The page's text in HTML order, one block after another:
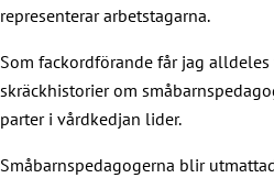
representerar arbetstagarna.
Som fackordförande får jag
skräckhistorier om
parter i vårdkedjan lider.
Småbarnspedagogerna blir